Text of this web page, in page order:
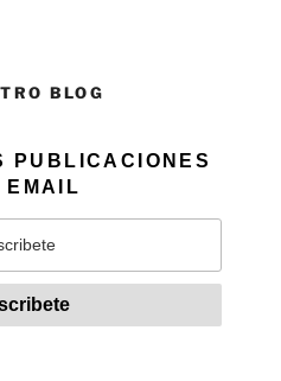
BLOG
PUBLICACIONES
EMAIL